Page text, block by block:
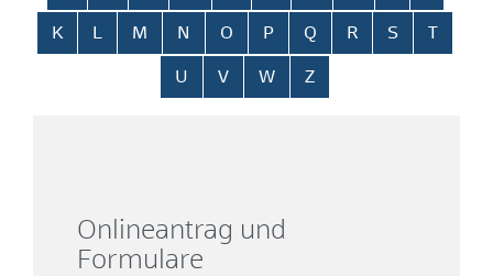
K L M N O P Q R S T
U V W Z
Onlineantrag und
Formulare